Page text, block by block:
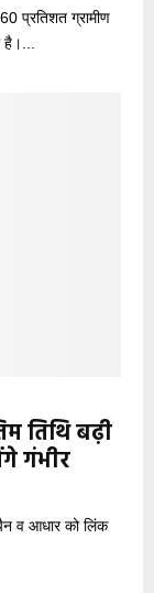
प्रतिशत ग्रामीण
तिथि बढ़ी
गंभीर
व आधार को लिंक